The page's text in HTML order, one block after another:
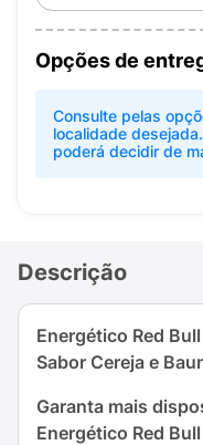
Opções de
Consulte pelas
localidade
poderá decidir de
Descrição
Energético Red
Sabor Cereja e
Garanta mais
Energético Red